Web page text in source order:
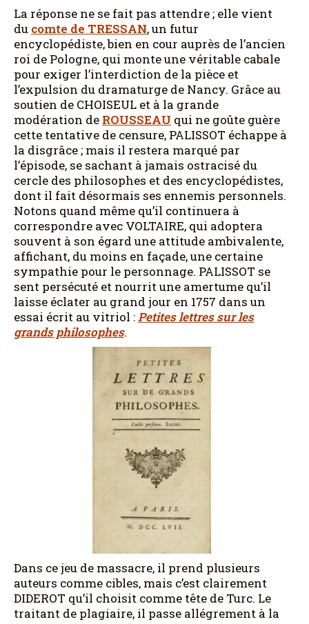
La réponse ne se fait pas attendre ; elle vient
du comte de TRESSAN, un futur
encyclopédiste, bien en cour auprès de l’ancien
roi de Pologne, qui monte une véritable cabale
pour exiger l’interdiction de la pièce et
l’expulsion du dramaturge de Nancy. Grâce au
soutien de CHOISEUL et à la grande
modération de ROUSSEAU qui ne goûte guère
cette tentative de censure, PALISSOT échappe à
la disgrâce ; mais il restera marqué par
l’épisode, se sachant à jamais ostracisé du
cercle des philosophes et des encyclopédistes,
dont il fait désormais ses ennemis personnels.
Notons quand même qu’il continuera à
correspondre avec VOLTAIRE, qui adoptera
souvent à son égard une attitude ambivalente,
affichant, du moins en façade, une certaine
sympathie pour le personnage. PALISSOT se
sent persécuté et nourrit une amertume qu’il
laisse éclater au grand jour en 1757 dans un
essai écrit au vitriol :Petites lettres sur les
grands philosophes.
Dans ce jeu de massacre, il prend plusieurs
auteurs comme cibles, mais c’est clairement
DIDEROT qu’il choisit comme tête de Turc. Le
traitant de plagiaire, il passe allégrement à la